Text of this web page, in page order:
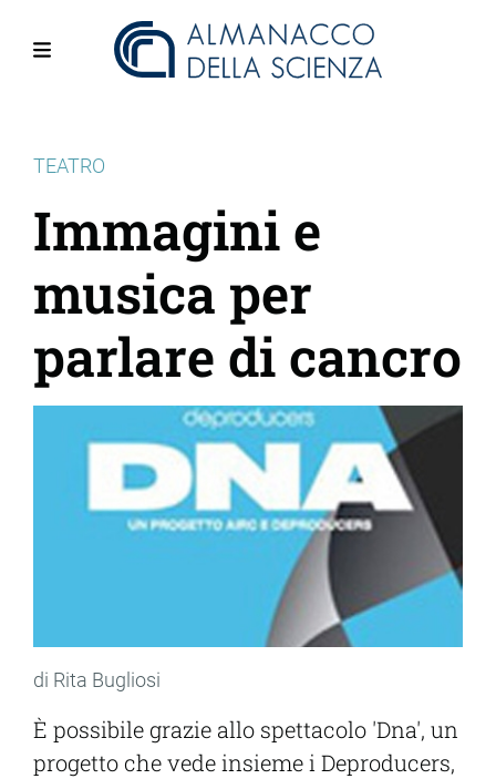
TEATRO
Immagini e
musica per
parlare di cancro
di Rita Bugliosi
È possibile grazie allo spettacolo 'Dna', un
progetto che vede insieme i Deproducers,